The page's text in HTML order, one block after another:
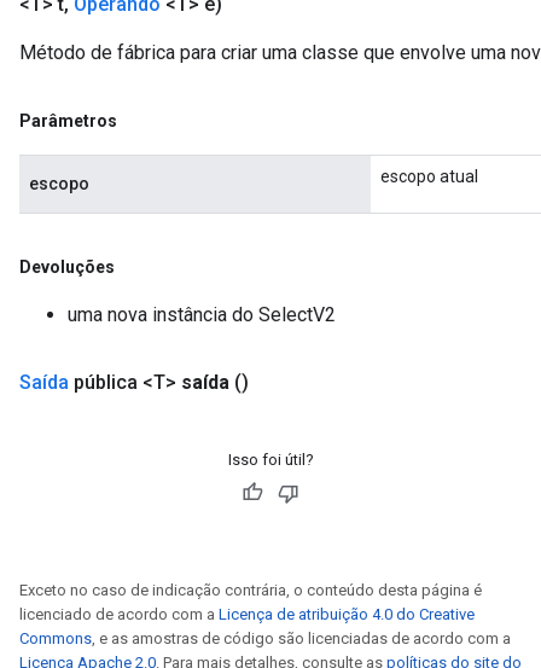
Método de fábrica para criar uma classe que envolve uma
Parâmetros
escopo escopo atual
Devoluções
uma nova instância do SelectV2
Saída pública <T> saída ()
Isso foi útil?
Exceto no caso de indicação contrária, o conteúdo desta página é
licenciado de acordo com a Licença de atribuição 4.0 do Creative
Commons, e as amostras de código são licenciadas de acordo com a
Licença Apache 2.0. Para mais detalhes, consulte as políticas do site do